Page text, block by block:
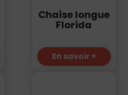
Chaise longue
Florida
En savoir +